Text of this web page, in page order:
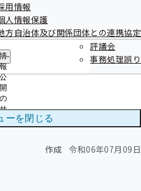
用情報
人情報保護
方自治体及び関係団体との連携協定
情
報
公
開
の
サ
ブ
メ
評議会
事務処理誤り
ーを閉じる
議会
作成 令和06年07月09日